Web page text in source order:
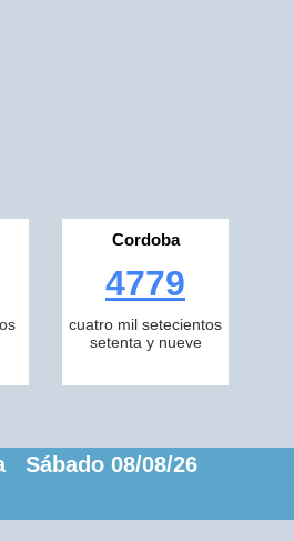
Cordoba
4779
cuatro mil setecientos
setenta y nueve
Sábado 08/08/26